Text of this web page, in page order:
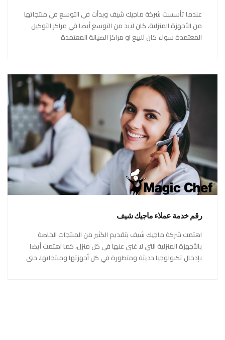
عندما تأسست شركة ماجيك شيف وبدأت في التوسع في منتجاتها
من الأجهزة المنزلية، كان لابد من التوسع أيضا في مراكز التوكيل
المعتمدة سواء كان للبيع او مراكز الصيانة المعتمدة
رقم خدمة عملاء ماجيك شيف
اهتمت شركة ماجيك شيف بتقديم الكثير من المنتجات الخاصة
بالأجهزة المنزلية التي لا غنى عنها في كل منزل، كما اهتمت أيضا
بإدخال تكنولوجيا حديثة ومتطورة في كل أجهزتها ومنتجاتها، حتى